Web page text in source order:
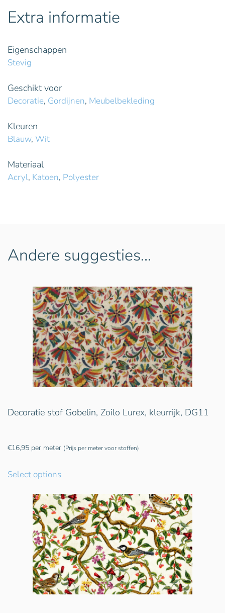
Extra informatie
Eigenschappen
Stevig
Geschikt voor
Decoratie, Gordijnen, Meubelbekleding
Kleuren
Blauw, Wit
Materiaal
Acryl, Katoen, Polyester
Andere suggesties…
Decoratie stof Gobelin, Zoilo Lurex, kleurrijk, DG11
€16,95 per meter (Prijs per meter voor stoffen)
Select options